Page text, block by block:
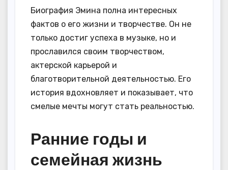
Биография Эмина полна интересных
фактов о его жизни и творчестве. Он не
только достиг успеха в музыке, но и
прославился своим творчеством,
актерской карьерой и
благотворительной деятельностью. Его
история вдохновляет и показывает, что
смелые мечты могут стать реальностью.
Ранние годы и
семейная жизнь